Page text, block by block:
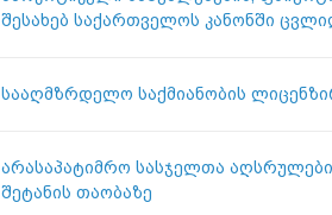
შესახებ საქართველოს კანონში
სააღმზრდელო საქმიანობის
არასაპატიმრო სასჯელთა
შეტანის თაობაზე